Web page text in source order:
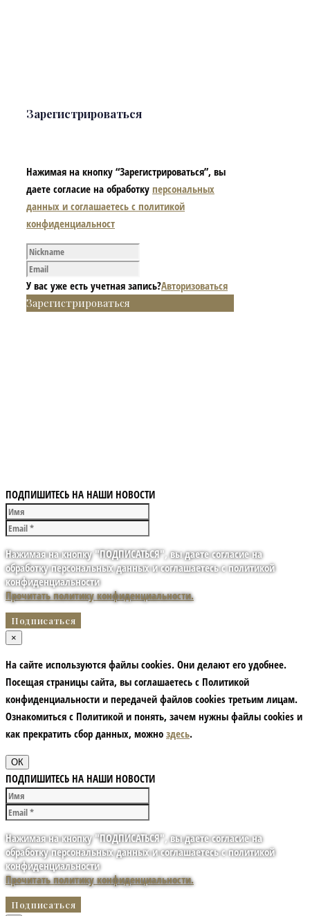
Зарегистрироваться
Нажимая на кнопку “Зарегистрироваться”, вы
даете согласие на обработку персональных
данных и соглашаетесь с политикой
конфиденциальност
У вас уже есть учетная запись?Авторизоваться
Зарегистрироваться
ПОДПИШИТЕСЬ НА НАШИ НОВОСТИ
Нажимая на кнопку "ПОДПИСАТЬСЯ", вы даете согласие на
обработку персональных данных и соглашаетесь с политикой
конфиденциальности
Прочитать политику конфиденциальности.
×
На сайте используются файлы cookies. Они делают его удобнее.
Посещая страницы сайта, вы соглашаетесь с Политикой
конфиденциальности и передачей файлов cookies третьим лицам.
Ознакомиться с Политикой и понять, зачем нужны файлы сookies и
как прекратить сбор данных, можно здесь.
ОК
ПОДПИШИТЕСЬ НА НАШИ НОВОСТИ
Нажимая на кнопку "ПОДПИСАТЬСЯ", вы даете согласие на
обработку персональных данных и соглашаетесь с политикой
конфиденциальности
Прочитать политику конфиденциальности.